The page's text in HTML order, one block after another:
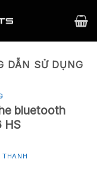
DẪN SỬ DỤNG
bluetooth
HS
THANH